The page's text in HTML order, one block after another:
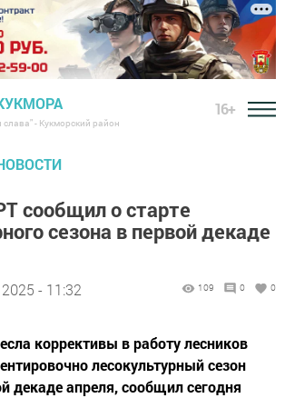
слава" - Кукморский район
16+
сообщил о старте
сезона в первой декаде
- 11:32 109 0 0
коррективы в работу лесников
лесокультурный сезон
декаде апреля, сообщил сегодня